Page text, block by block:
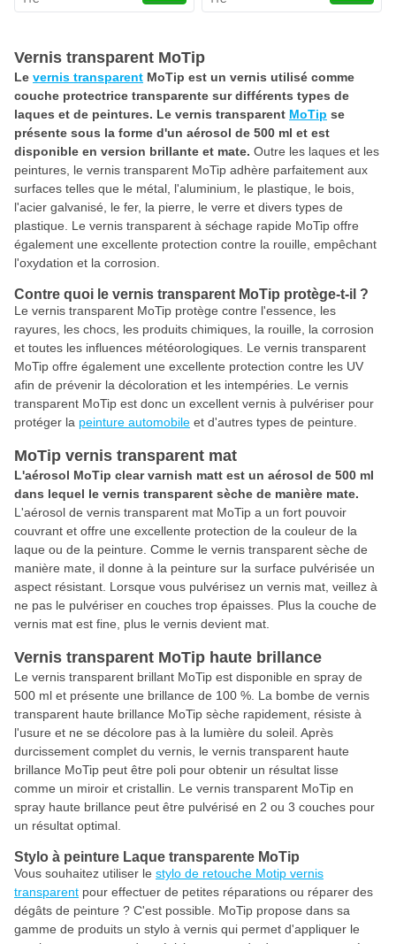
Vernis transparent MoTip
Le vernis transparent MoTip est un vernis utilisé comme
couche protectrice transparente sur différents types de
laques et de peintures. Le vernis transparent MoTip se
présente sous la forme d'un aérosol de 500 ml et est
disponible en version brillante et mate. Outre les laques et les
peintures, le vernis transparent MoTip adhère parfaitement aux
surfaces telles que le métal, l'aluminium, le plastique, le bois,
l'acier galvanisé, le fer, la pierre, le verre et divers types de
plastique. Le vernis transparent à séchage rapide MoTip offre
également une excellente protection contre la rouille, empêchant
l'oxydation et la corrosion.
Contre quoi le vernis transparent MoTip protège-t-il ?
Le vernis transparent MoTip protège contre l'essence, les
rayures, les chocs, les produits chimiques, la rouille, la corrosion
et toutes les influences météorologiques. Le vernis transparent
MoTip offre également une excellente protection contre les UV
afin de prévenir la décoloration et les intempéries. Le vernis
transparent MoTip est donc un excellent vernis à pulvériser pour
protéger la peinture automobile et d'autres types de peinture.
MoTip vernis transparent mat
L'aérosol MoTip clear varnish matt est un aérosol de 500 ml
dans lequel le vernis transparent sèche de manière mate.
L'aérosol de vernis transparent mat MoTip a un fort pouvoir
couvrant et offre une excellente protection de la couleur de la
laque ou de la peinture. Comme le vernis transparent sèche de
manière mate, il donne à la peinture sur la surface pulvérisée un
aspect résistant. Lorsque vous pulvérisez un vernis mat, veillez à
ne pas le pulvériser en couches trop épaisses. Plus la couche de
vernis mat est fine, plus le vernis devient mat.
Vernis transparent MoTip haute brillance
Le vernis transparent brillant MoTip est disponible en spray de
500 ml et présente une brillance de 100 %. La bombe de vernis
transparent haute brillance MoTip sèche rapidement, résiste à
l'usure et ne se décolore pas à la lumière du soleil. Après
durcissement complet du vernis, le vernis transparent haute
brillance MoTip peut être poli pour obtenir un résultat lisse
comme un miroir et cristallin. Le vernis transparent MoTip en
spray haute brillance peut être pulvérisé en 2 ou 3 couches pour
un résultat optimal.
Stylo à peinture Laque transparente MoTip
Vous souhaitez utiliser le stylo de retouche Motip vernis
transparent pour effectuer de petites réparations ou réparer des
dégâts de peinture ? C'est possible. MoTip propose dans sa
gamme de produits un stylo à vernis qui permet d'appliquer le